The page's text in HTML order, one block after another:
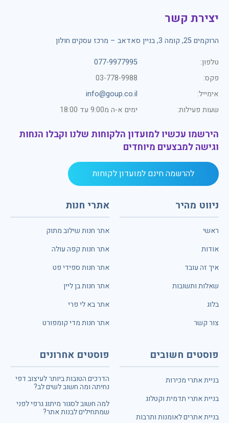
ניווט מהיר
ראשי
אודות
איך זה עובד
שאלות ותשובות
בלוג
צור קשר
אתרי חנות
אתר חנות שילוב מתוק
אתר חנות קפה עולה
אתר חנות ספידי פט
אתר חנות בן ליין
אתר בא לי פרי
אתר חנות מדי קומפורט
פוסטים חשובים
בניית אתרי מכירות
בניית אתרי תדמית וקטלוג
בניית אתרים לאומנות ותרבות
פוסטים אחרונים
הדרכים הטובות ביותר לעיצוב דפי
נחיתה ומה חשוב לשים לב?
למה חשוב לסגור מיתוג גרפי לפני
שמתחילים לבנות אתר?
יצירת קשר
הרוקמים 25, קומה 3, בניין סאדאב – מרכז עסקים חולון
טלפון:
077-9977995
פקס:
03-778-9988
אימייל:
info@goup.co.il
שעות פעילות:
ימים א-ה מ9:00 עד 18:00
הירשמו עכשיו למועדון הלקוחות שלנו וקבלו הנחות
וגישה למבצעים מיוחדים
להרשמה חינם למועדון לקוחות